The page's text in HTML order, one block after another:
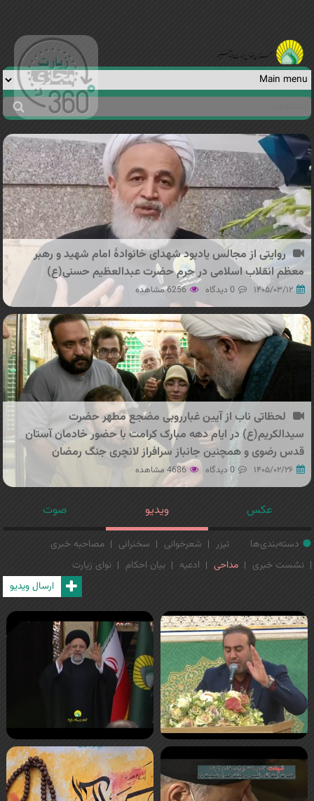
فرم
جستجو
روایتی از مجالس یادبود شهدای خانوادهٔ امام شهید و رهبر
معظم انقلاب اسلامی در حرم حضرت عبدالعظیم حسنی(ع)
۱۴۰۵/۰۳/۱۲ 0 دیدگاه 6256 مشاهده
لحظاتی ناب از آیین غبارروبی مضجع مطهر حضرت
سیدالکریم(ع) در ایام دهه مبارک کرامت با حضور خادمان آستان
قدس رضوی و همچنین جانباز سرافراز لانچری جنگ رمضان
۱۴۰۵/۰۲/۲۶ 0 دیدگاه 4686 مشاهده
عکس ویدیو صوت
دسته‌بندی‌ها تیزر شعرخوانی سخنرانی
مصاحبه خبری
نشست خبری
مداحی ادعیه بیان احکام
نوای زیارت
ارسال ویدیو
صفحه‌ها